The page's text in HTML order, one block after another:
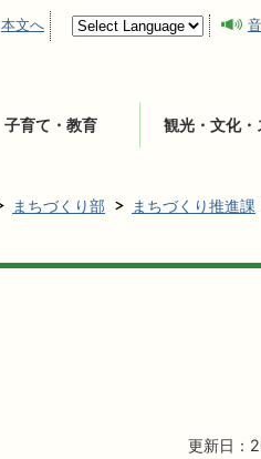
本文へ
子育て・教育 観光・文化・
まちづくり部 まちづくり推進課
更新日：